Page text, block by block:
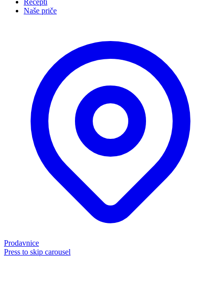
Recepti
Naše priče
Prodavnice
Press to skip carousel